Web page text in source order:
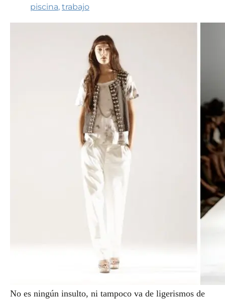
piscina, trabajo
No es ningún insulto, ni tampoco va de ligerismos de